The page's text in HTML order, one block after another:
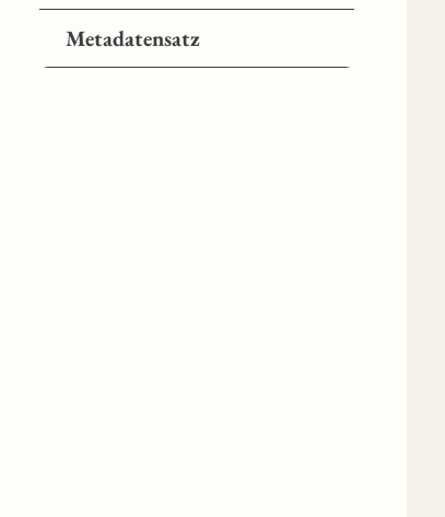
Metadatensatz